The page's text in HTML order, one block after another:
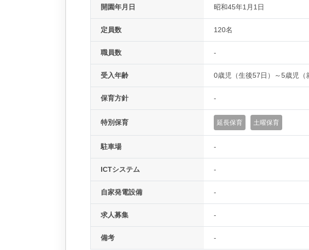
開園年月日 昭和45年1月1日
定員数 120名
職員数 -
受入年齢 0歳児（生後57日）～5歳児（
保育方針 -
特別保育 延長保育 土曜保育
駐車場 -
ICTシステム -
自家発電設備 -
求人募集 -
備考 -